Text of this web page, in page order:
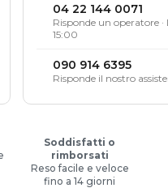
04 22 144 0071
Risponde un operatore
15:00
090 914 6395
Risponde il nostro
Soddisfatti o
rimborsati
Reso facile e veloce
fino a 14 giorni